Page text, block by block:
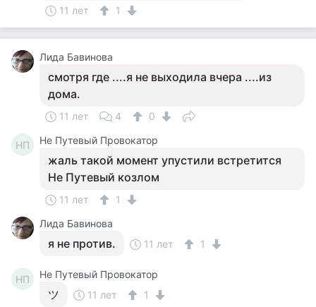
11 лет 1
Лида Бавинова
смотря где ....я не выходила вчера ....из
дома.
11 лет 4 0
НП Не Путевый Провокатор
жаль такой момент упустили встретится
Не Путевый козлом
11 лет
1
Лида Бавинова
я не против. 11 лет 1
НП Не Путевый Провокатор
ツ 11 лет 1